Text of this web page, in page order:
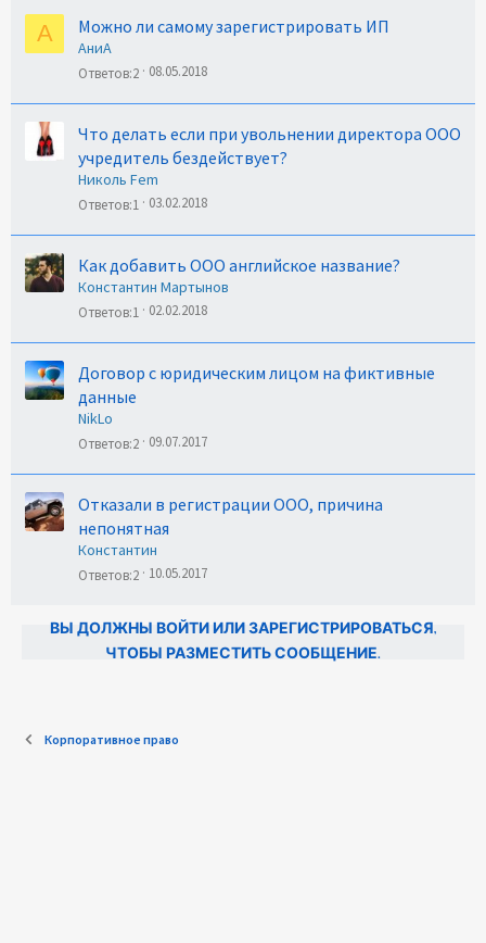
А Можно ли самому зарегистрировать ИП
АниА
Ответов 2 08.05.2018
Что делать если при увольнении директора ООО
учредитель бездействует?
Николь Fem
Ответов 1 03.02.2018
Как добавить ООО английское название?
Константин Мартынов
Ответов 1 02.02.2018
Договор с юридическим лицом на фиктивные
данные
NikLo
Ответов 2 09.07.2017
Отказали в регистрации ООО, причина
непонятная
Константин
Ответов 2 10.05.2017
ВЫ ДОЛЖНЫ ВОЙТИ ИЛИ ЗАРЕГИСТРИРОВАТЬСЯ,
ЧТОБЫ РАЗМЕСТИТЬ СООБЩЕНИЕ.
Корпоративное право